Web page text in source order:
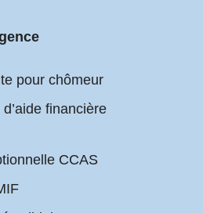
pour chômeur
financière
CCAS